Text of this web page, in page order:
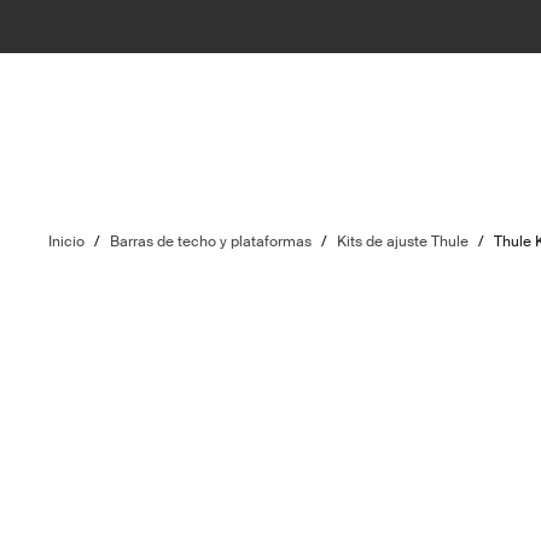
Inicio / Barras de techo y plataformas / Kits de ajuste Thule / Thule